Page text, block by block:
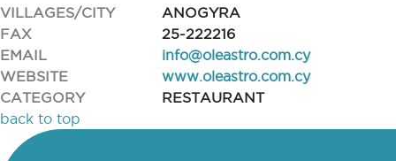
VILLAGES/CITY
ANOGYRA
FAX
25-222216
EMAIL
info@oleastro.com.cy
WEBSITE
www.oleastro.com.cy
CATEGORY
RESTAURANT
back to top